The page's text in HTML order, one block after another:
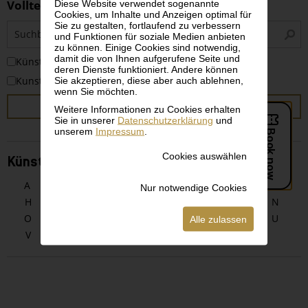
Diese Website verwendet sogenannte
Cookies, um Inhalte und Anzeigen optimal für
Sie zu gestalten, fortlaufend zu verbessern
und Funktionen für soziale Medien anbieten
zu können. Einige Cookies sind notwendig,
damit die von Ihnen aufgerufene Seite und
deren Dienste funktioniert. Andere können
Sie akzeptieren, diese aber auch ablehnen,
wenn Sie möchten.
Weitere Informationen zu Cookies erhalten
Sie in unserer Datenschutzerklärung und
unserem Impressum
Cookies auswählen
Nur notwendige Cookies
Alle zulassen
Volltextsuche
KünstlerInnen
Kunstwerke
SUCHEN
KünstlerInnen alphabetisch
A D E F
G
H
N
O
S T
U
V
Z